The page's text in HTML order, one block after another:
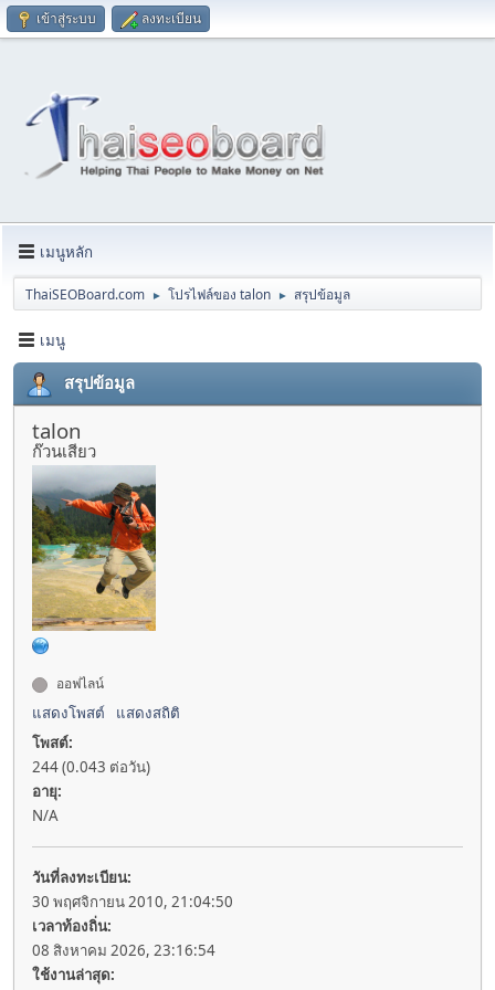
เข้าสู่ระบบ ลงทะเบียน
เมนูหลัก
ThaiSEOBoard.com ► โปรไฟล์ของ talon ► สรุปข้อมูล
เมนู
สรุปข้อมูล
talon
ก๊วนเสียว
ออฟไลน์
แสดงโพสต์
แสดงสถิติ
โพสต์:
244 (0.043 ต่อวัน)
อายุ:
N/A
วันที่ลงทะเบียน:
30 พฤศจิกายน 2010, 21:04:50
เวลาท้องถิ่น:
08 สิงหาคม 2026, 23:16:54
ใช้งานล่าสุด: